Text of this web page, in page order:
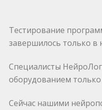
Тестирование
завершилось только в
Специалисты
оборудованием только
Сейчас нашими